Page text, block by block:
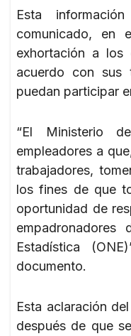
Esta
comunicado, en
exhortación a los
acuerdo con sus
puedan participar
“El Ministerio
empleadores a
trabajadores,
los fines de que
oportunidad de
Estadística
documento.
Esta aclaración
después de que